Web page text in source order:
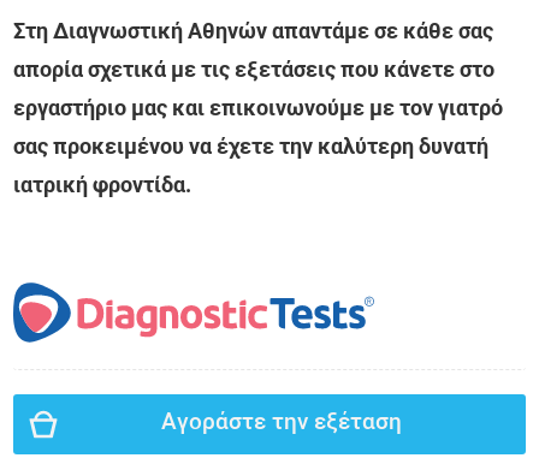
Στη Διαγνωστική Αθηνών απαντάμε σε κάθε σας
απορία σχετικά με τις εξετάσεις που κάνετε στο
εργαστήριο μας και επικοινωνούμε με τον γιατρό
σας προκειμένου να έχετε την καλύτερη δυνατή
ιατρική φροντίδα.
Αγοράστε την εξέταση